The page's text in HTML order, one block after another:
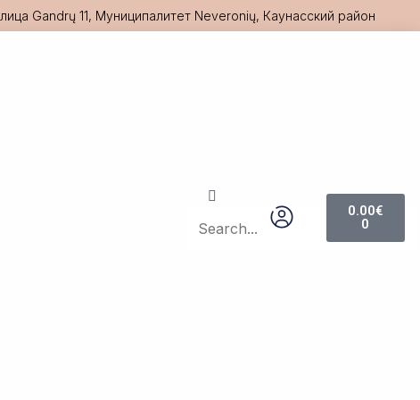
Gandrų 11, Муниципалитет Neveronių, Каунасский район
Search
0.00€
0
Cart